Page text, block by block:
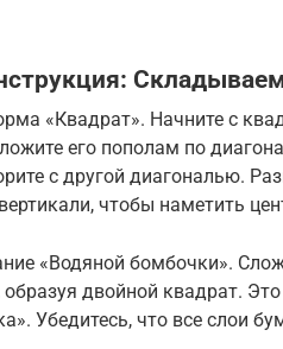
«Квадрат». Начните с
его пополам по
с другой диагональю.
чтобы наметить
«Водяной бомбочки».
двойной квадрат.
Убедитесь, что все слои